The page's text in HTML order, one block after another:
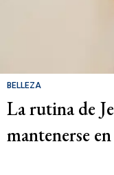
BELLEZA
La rutina de
mantenerse